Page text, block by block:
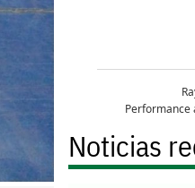
Noticias